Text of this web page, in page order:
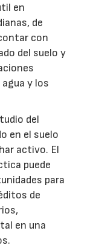
en
de
con
del suelo y
y los
del
en el suelo
activo. El
puede
para
de
en una